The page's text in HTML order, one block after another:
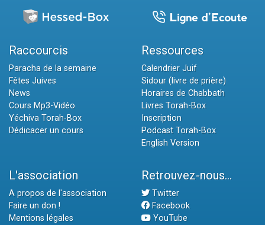
Raccourcis
Paracha de la semaine
Fêtes Juives
News
Cours Mp3-Vidéo
Yéchiva Torah-Box
Dédicacer un cours
Ressources
Calendrier Juif
Sidour (livre de prière)
Horaires de Chabbath
Livres Torah-Box
Inscription
Podcast Torah-Box
English Version
L'association
A propos de l'association
Faire un don !
Mentions légales
Retrouvez-nous...
Twitter
Facebook
YouTube